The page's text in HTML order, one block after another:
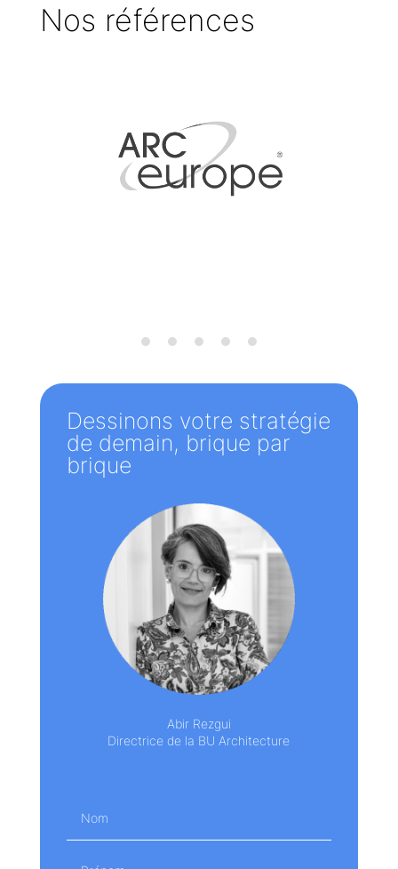
Nos références
Dessinons votre stratégie
de demain, brique par
brique
Abir Rezgui
Directrice de la BU Architecture